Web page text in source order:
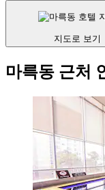
지도로 보기
마륵동 근처